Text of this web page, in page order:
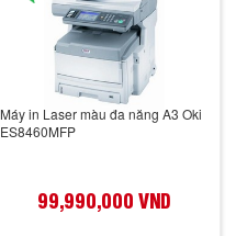
Máy in Laser màu đa năng A3 Oki
ES8460MFP
99,990,000 VND